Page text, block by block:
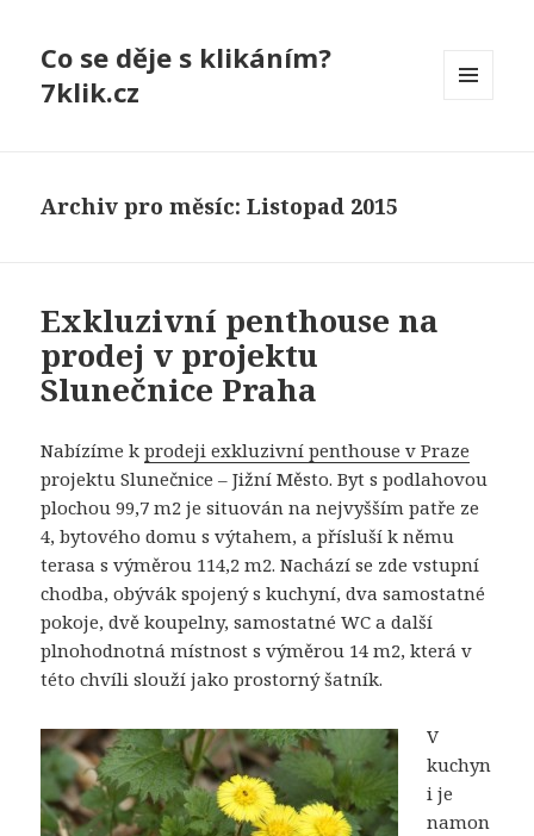
Co se děje s klikáním?
7klik.cz
Archiv pro měsíc: Listopad 2015
Exkluzivní penthouse na
prodej v projektu
Slunečnice Praha
Nabízíme kprodeji exkluzivní penthouse v Praze
projektu Slunečnice – Jižní Město. Byt s podlahovou
plochou 99,7 m2 je situován na nejvyšším patře ze
4, bytového domu s výtahem, a přísluší k němu
terasa s výměrou 114,2 m2. Nachází se zde vstupní
chodba, obývák spojený s kuchyní, dva samostatné
pokoje, dvě koupelny, samostatné WC a další
plnohodnotná místnost s výměrou 14 m2, která v
této chvíli slouží jako prostorný šatník.
V
kuchyn
i je
namon